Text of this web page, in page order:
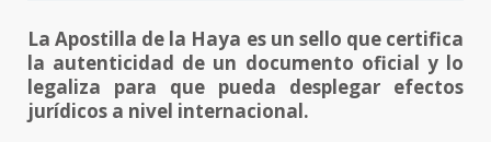
La Apostilla de la Haya es un sello que certifica
la autenticidad de un documento oficial y lo
legaliza para que pueda desplegar efectos
jurídicos a nivel internacional.